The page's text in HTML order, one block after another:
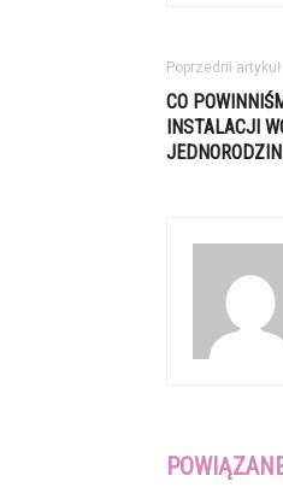
Poprzedni artykuł
CO
INSTALACJI